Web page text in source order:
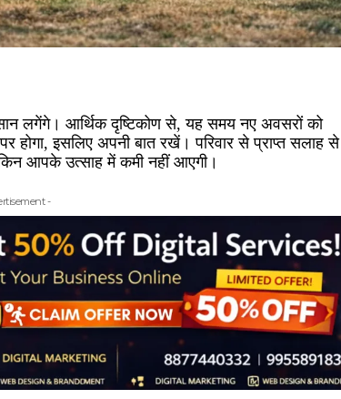
लगेंगे। आर्थिक दृष्टिकोण से, यह समय नए अवसरों को
होगा, इसलिए अपनी बात रखें। परिवार से प्राप्त सलाह से
आपके उत्साह में कमी नहीं आएगी।
-